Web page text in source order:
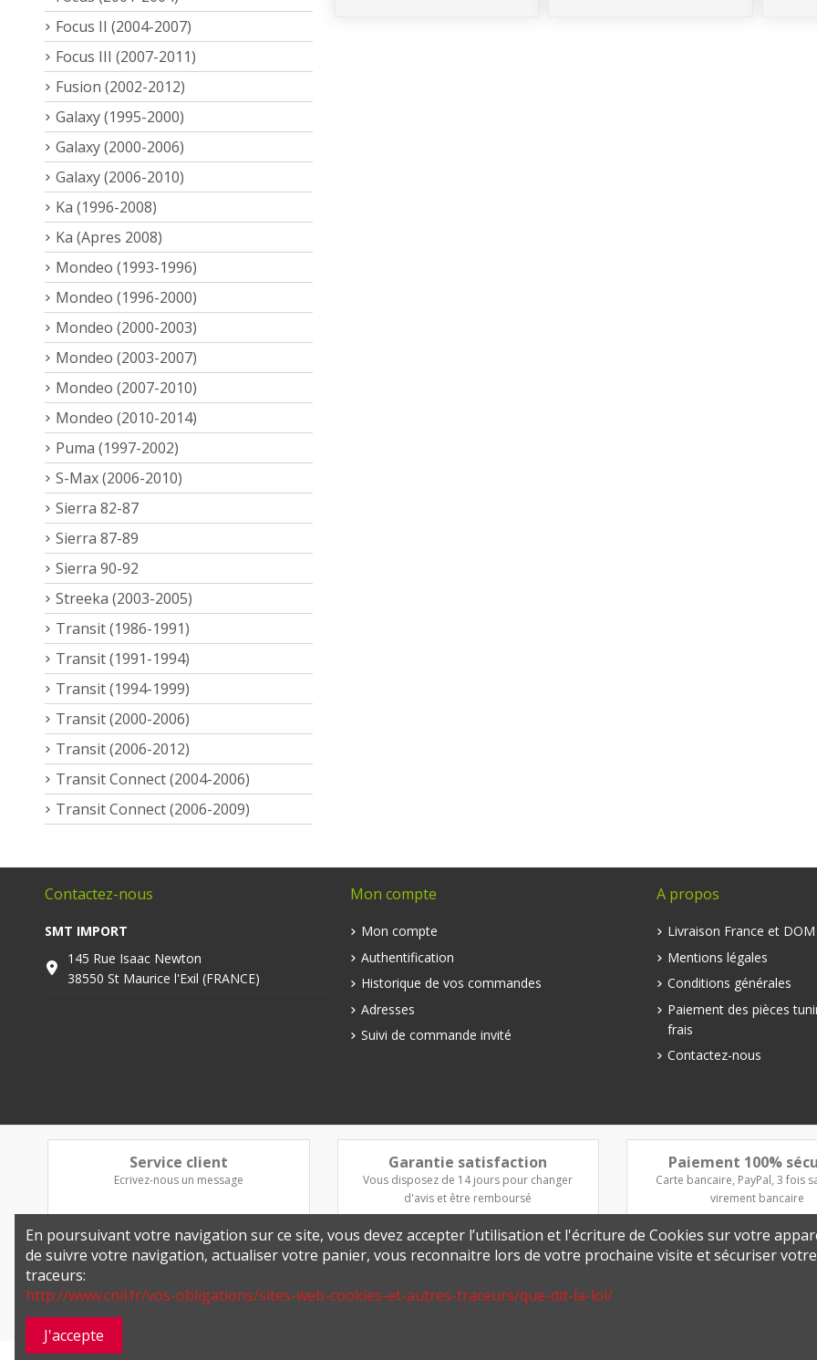
Focus II (2004-2007)
Focus III (2007-2011)
Fusion (2002-2012)
Galaxy (1995-2000)
Galaxy (2000-2006)
Galaxy (2006-2010)
Ka (1996-2008)
Ka (Apres 2008)
Mondeo (1993-1996)
Mondeo (1996-2000)
Mondeo (2000-2003)
Mondeo (2003-2007)
Mondeo (2007-2010)
Mondeo (2010-2014)
Puma (1997-2002)
S-Max (2006-2010)
Sierra 82-87
Sierra 87-89
Sierra 90-92
Streeka (2003-2005)
Transit (1986-1991)
Transit (1991-1994)
Transit (1994-1999)
Transit (2000-2006)
Transit (2006-2012)
Transit Connect (2004-2006)
Transit Connect (2006-2009)
Contactez-nous
SMT IMPORT
145 Rue Isaac Newton
38550 St Maurice l'Exil (FRANCE)
Mon compte
Mon compte
Authentification
Historique de vos commandes
Adresses
Suivi de commande invité
A propos
Livraison France et
Mentions légales
Conditions générales
Paiement des pièces
frais
Contactez-nous
Service client
Ecrivez-nous un message
Garantie satisfaction
Vous disposez de 14 jours pour changer
d'avis et être remboursé
Paiement 100%
Carte bancaire, PayPal, 3 fois
virement bancaire
En poursuivant votre navigation sur ce site, vous devez accepter l’utilisation et l'écriture de Cookies sur votre
de suivre votre navigation, actualiser votre panier, vous reconnaitre lors de votre prochaine visite et sécuriser
traceurs:
http://www.cnil.fr/vos-obligations/sites-web-cookies-et-autres-traceurs/que-dit-la-loi/
J'accepte